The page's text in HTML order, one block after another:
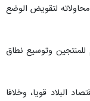
لتقويض الوضع
للمنتجين وتوسيع نطاق
البلاد قويا، وخلافا